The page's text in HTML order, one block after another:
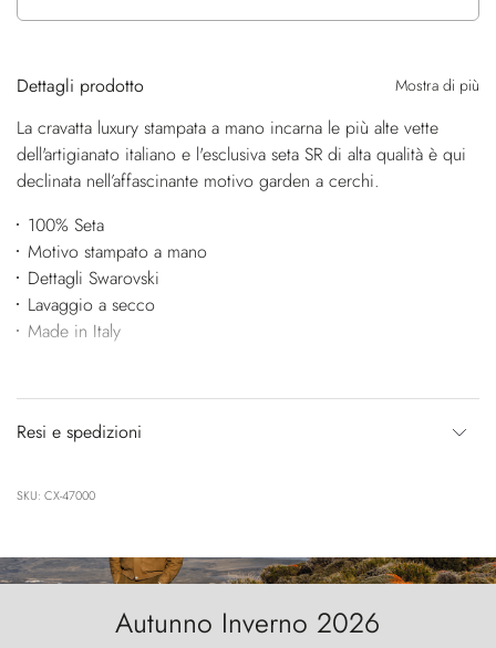
Dettagli prodotto Mostra di più
La cravatta luxury stampata a mano incarna le più alte vette
dell'artigianato italiano e l'esclusiva seta SR di alta qualità è qui
declinata nell’affascinante motivo garden a cerchi.
100% Seta
Motivo stampato a mano
Dettagli Swarovski
Lavaggio a secco
Made in Italy
Resi e spedizioni
SKU: CX-47000
Autunno Inverno 2026